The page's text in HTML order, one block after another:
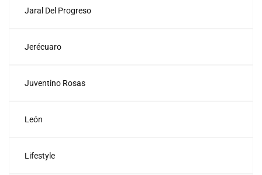
Jaral Del Progreso
Jerécuaro
Juventino Rosas
León
Lifestyle